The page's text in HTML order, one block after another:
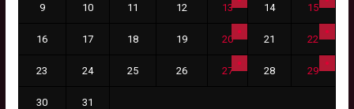
9 10 11 12 13 14 15
16 17 18 19 20 21 22
23 24 25 26 27 28 29
30 31